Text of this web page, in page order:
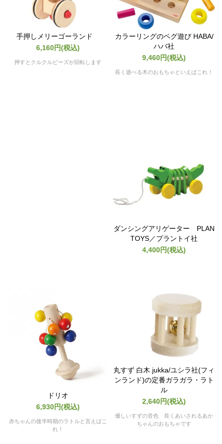
手押しメリーゴーランド
6,160円(税込)
押すとクルクルビーズが回転します
カラーリングのペグ遊び HABA/
ハバ社
9,460円(税込)
長く遊べる木のおもちゃといえばこれ！
ダンシングアリゲーター PLAN
TOYS／プラントイ社
4,400円(税込)
ドリオ
6,930円(税込)
赤ちゃんの後半時期のラトルと言えばこ
れ！
丸すず 白木 jukka/ユシラ社(フィ
ンランド)の定番ガラガラ・ラト
ル
2,640円(税込)
優しいすずの音色 長くあいされるあか
ちゃんのおもちゃです